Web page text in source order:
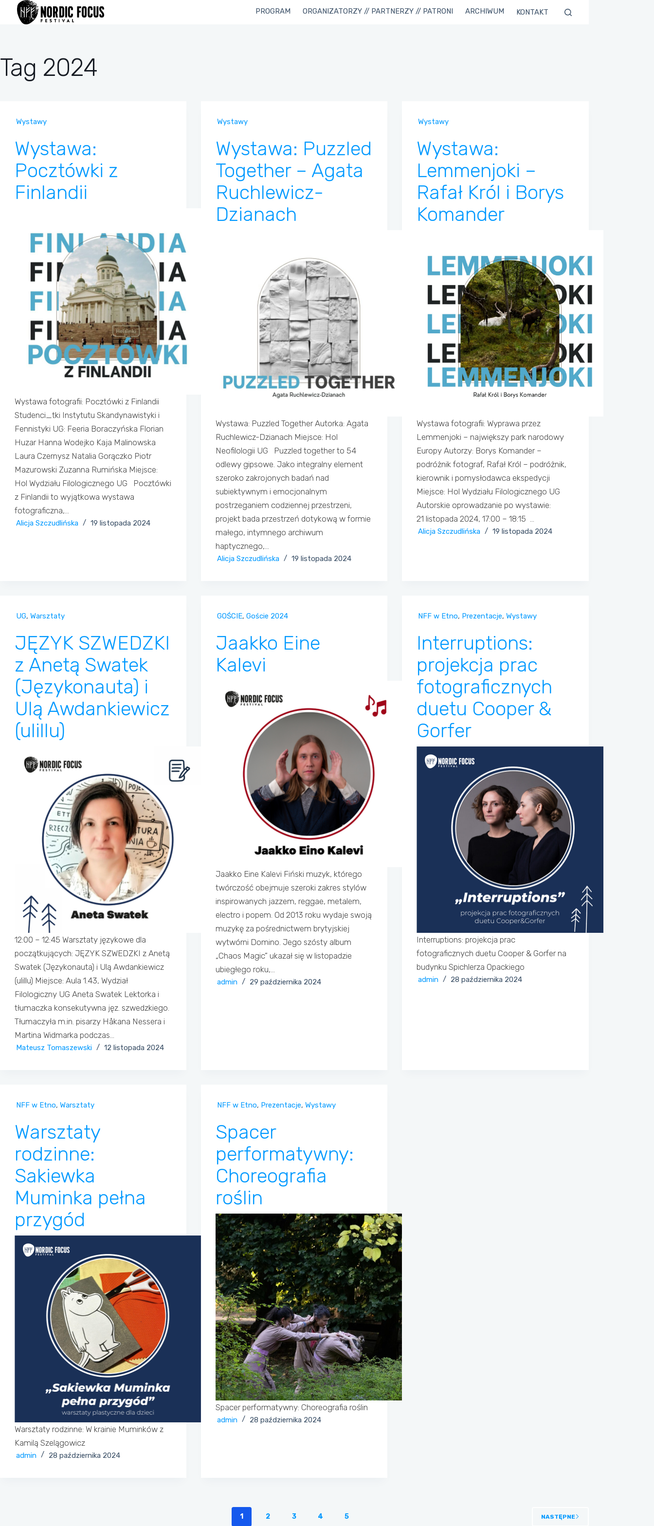
Przejdź
treści
PROGRAM ORGANIZATORZY // PARTNERZY // PATRONI ARCHIWUM KONTAKT
Tag 2024
Wystawy
Wystawa:
Pocztówki z
Finlandii
Wystawa fotografii: Pocztówki z Finlandii
Studenci_tki Instytutu Skandynawistyki i
Fennistyki UG: Feeria Boraczyńska Florian
Huzar Hanna Wodejko Kaja Malinowska
Laura Czernysz Natalia Gorączko Piotr
Mazurowski Zuzanna Rumińska Miejsce:
Hol Wydziału Filologicznego UG Pocztówki
z Finlandii to wyjątkowa wystawa
fotograficzna,…
Alicja Szczudlińska 19 listopada 2024
Wystawy
Wystawa: Puzzled
Together – Agata
Ruchlewicz-
Dzianach
Wystawa: Puzzled Together Autorka: Agata
Ruchlewicz-Dzianach Miejsce: Hol
Neofilologii UG Puzzled together to 54
odlewy gipsowe. Jako integralny element
szeroko zakrojonych badań nad
subiektywnym i emocjonalnym
postrzeganiem codziennej przestrzeni,
projekt bada przestrzeń dotykową w formie
małego, intymnego archiwum
haptycznego,…
Alicja Szczudlińska 19 listopada 2024
Wystawy
Wystawa:
Lemmenjoki –
Rafał Król i Borys
Komander
Wystawa fotografii: Wyprawa przez
Lemmenjoki – największy park narodowy
Europy Autorzy: Borys Komander –
podróżnik fotograf, Rafał Król – podróżnik,
kierownik i pomysłodawca ekspedycji
Miejsce: Hol Wydziału Filologicznego UG
Autorskie oprowadzanie po wystawie:
21 listopada 2024, 17:00 – 18:15 …
Alicja Szczudlińska 19 listopada 2024
UG, Warsztaty
JĘZYK SZWEDZKI
z Anetą Swatek
(Językonauta) i
Ulą Awdankiewicz
(ulillu)
12:00 – 12:45 Warsztaty językowe dla
początkujących: JĘZYK SZWEDZKI z Anetą
Swatek (Językonauta) i Ulą Awdankiewicz
(ulillu) Miejsce: Aula 1.43, Wydział
Filologiczny UG Aneta Swatek Lektorka i
tłumaczka konsekutywna jęz. szwedzkiego.
Tłumaczyła m.in. pisarzy Håkana Nessera i
Martina Widmarka podczas…
Mateusz Tomaszewski 12 listopada 2024
GOŚCIE,Goście 2024
Jaakko Eine
Kalevi
Jaakko Eine Kalevi Fiński muzyk, którego
twórczość obejmuje szeroki zakres stylów
inspirowanych jazzem, reggae, metalem,
electro i popem. Od 2013 roku wydaje swoją
muzykę za pośrednictwem brytyjskiej
wytwórni Domino. Jego szósty album
„Chaos Magic” ukazał się w listopadzie
ubiegłego roku,…
admin 29 października 2024
NFF w Etno, Prezentacje,Wystawy
Interruptions:
projekcja prac
fotograficznych
duetu Cooper &
Gorfer
Interruptions: projekcja prac
fotograficznych duetu Cooper & Gorfer na
budynku Spichlerza Opackiego
admin 28 października 2024
NFF w Etno, Warsztaty
Warsztaty
rodzinne:
Sakiewka
Muminka pełna
przygód
Warsztaty rodzinne: W krainie Muminków z
Kamilą Szelągowicz
admin 28 października 2024
NFF w Etno, Prezentacje,Wystawy
Spacer
performatywny:
Choreografia
roślin
Spacer performatywny: Choreografia roślin
admin 28 października 2024
1 2 3 4 5 NASTĘPNE